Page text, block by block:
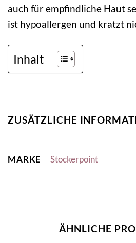
auch für empfindliche Haut
ist hypoallergen und kratzt
Inhalt
ZUSÄTZLICHE
MARKE Stockerpoint
ÄHNLICHE